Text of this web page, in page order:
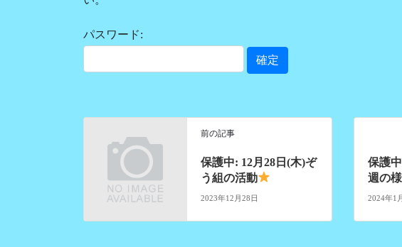
パスワード:
前の記事
保護中: 12月28日(木)ぞ
う組の活動
2023年12月28日
保護
週の
2024年1